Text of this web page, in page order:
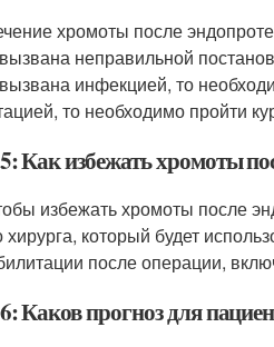
хромоты после
неправильной
инфекцией, то
то необходимо пройти
Как избежать хромоты
избежать хромоты после
хирурга, который будет
после операции,
Каков прогноз для